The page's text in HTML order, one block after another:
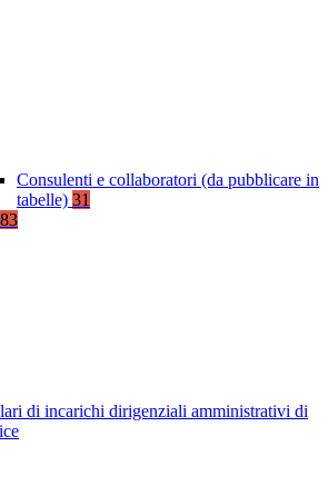
Consulenti e collaboratori (da pubblicare in
tabelle) 31
83
di incarichi dirigenziali amministrativi di